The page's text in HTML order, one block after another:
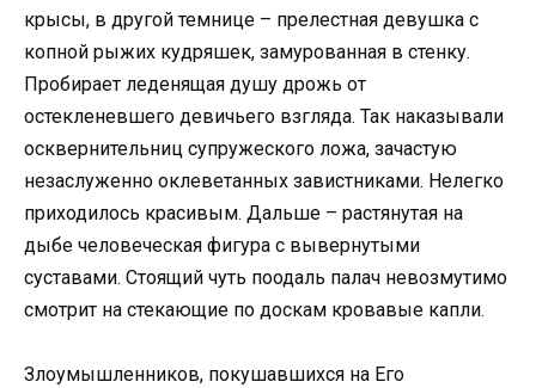
крысы, в другой темнице – прелестная девушка с
копной рыжих кудряшек, замурованная в стенку.
Пробирает леденящая душу дрожь от
остекленевшего девичьего взгляда. Так наказывали
осквернительниц супружеского ложа, зачастую
незаслуженно оклеветанных завистниками. Нелегко
приходилось красивым. Дальше – растянутая на
дыбе человеческая фигура с вывернутыми
суставами. Стоящий чуть поодаль палач невозмутимо
смотрит на стекающие по доскам кровавые капли.
Злоумышленников, покушавшихся на Его